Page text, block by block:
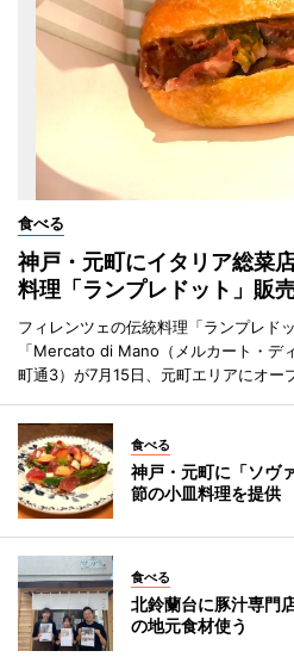
食べる
神戸・元町にイタリア総菜
料理「ランプレドット」販
フィレンツェの伝統料理「ランプレド
「Mercato di Mano（メルカート・デ
町通3）が7月15日、元町エリアにオー
食べる
神戸・元町に「ソヴ
節の小皿料理を提供
食べる
北鈴蘭台に豚汁専門
の地元食材使う